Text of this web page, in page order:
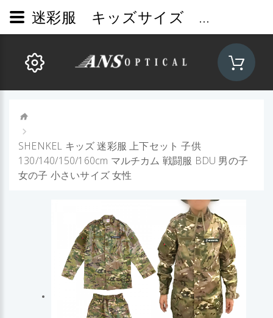
SHENKEL キッズ 迷彩服 上下セット 子供
130/140/150/160cm マルチカム 戦闘服 BDU 男の子
女の子 小さいサイズ 女性
迷彩服 キッズサイズ マルチカム 130cm